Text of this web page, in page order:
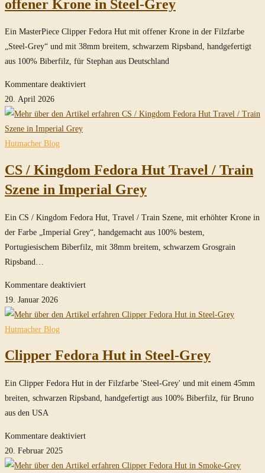
offener Krone in Steel-Grey
Ein MasterPiece Clipper Fedora Hut mit offener Krone in der Filzfarbe
„Steel-Grey“ und mit 38mm breitem, schwarzem Ripsband, handgefertigt
aus 100% Biberfilz, für Stephan aus Deutschland
Kommentare deaktiviertfür
Clipper
offener
Krone
Steel-
Grey
20. April 2026
Hutmacher Blog
CS / Kingdom Fedora Hut Travel / Train
Szene in Imperial Grey
Ein CS / Kingdom Fedora Hut, Travel / Train Szene, mit erhöhter Krone in
der Farbe „Imperial Grey“, handgemacht aus 100% bestem,
Portugiesischem Biberfilz, mit 38mm breitem, schwarzem Grosgrain
Ripsband…
Kommentare deaktiviertfür
/
Hut
/
Train
Grey
19. Januar 2026
Hutmacher Blog
Clipper Fedora Hut in Steel-Grey
Ein Clipper Fedora Hut in der Filzfarbe 'Steel-Grey' und mit einem 45mm
breiten, schwarzen Ripsband, handgefertigt aus 100% Biberfilz, für Bruno
aus den USA
Kommentare deaktiviertfür
Fedora
20. Februar 2025